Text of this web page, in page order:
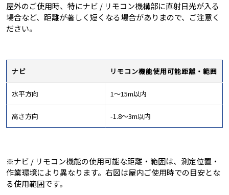
屋外のご使用時、特にナビ / リモコン機構部に直射日光が入る
場合など、距離が著しく短くなる場合がありまので、ご注意く
ださい。
ナビ リモコン機能使用可能距離・範囲
水平方向 1～15m以内
高さ方向 -1.8～3m以内
※ナビ / リモコン機能の使用可能な距離・範囲は、測定位置・
作業環境により異なります。右図は屋内ご使用時での目安とな
る使用範囲です。